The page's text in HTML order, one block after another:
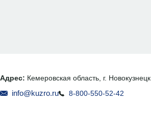
Адрес: Кемеровская область, г. Новокузнецк
info@kuzro.ru 8-800-550-52-42